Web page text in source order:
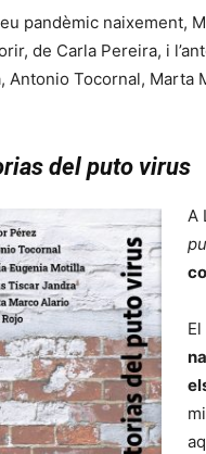
pandèmic naixement,
de Carla Pereira, i
Antonio Tocornal, Marta
del puto virus
A